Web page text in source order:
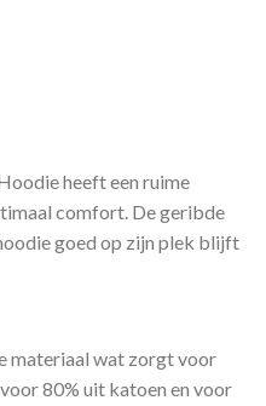
heeft een ruime
comfort. De geribde
goed op zijn plek blijft
materiaal wat zorgt voor
80% uit katoen en voor